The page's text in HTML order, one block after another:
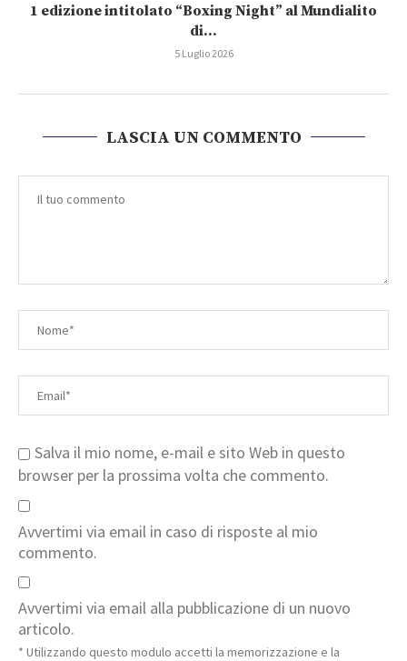
1 edizione intitolato “Boxing Night” al Mundialito
di...
5 Luglio 2026
LASCIA UN COMMENTO
Salva il mio nome, e-mail e sito Web in questo
browser per la prossima volta che commento.
Avvertimi via email in caso di risposte al mio
commento.
Avvertimi via email alla pubblicazione di un nuovo
articolo.
* Utilizzando questo modulo accetti la memorizzazione e la